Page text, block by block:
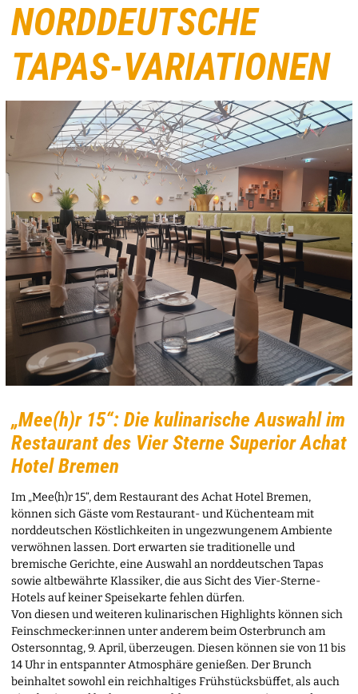
NORDDEUTSCHE
TAPAS-VARIATIONEN
„Mee(h)r 15“: Die kulinarische Auswahl im
Restaurant des Vier Sterne Superior Achat
Hotel Bremen
Im „Mee(h)r 15“, dem Restaurant des Achat Hotel Bremen,
können sich Gäste vom Restaurant- und Küchenteam mit
norddeutschen Köstlichkeiten in ungezwungenem Ambiente
verwöhnen lassen. Dort erwarten sie traditionelle und
bremische Gerichte, eine Auswahl an norddeutschen Tapas
sowie altbewährte Klassiker, die aus Sicht des Vier-Sterne-
Hotels auf keiner Speisekarte fehlen dürfen.
Von diesen und weiteren kulinarischen Highlights können sich
Feinschmecker:innen unter anderem beim Osterbrunch am
Ostersonntag, 9. April, überzeugen. Diesen können sie von 11 bis
14 Uhr in entspannter Atmosphäre genießen. Der Brunch
beinhaltet sowohl ein reichhaltiges Frühstücksbüffet, als auch